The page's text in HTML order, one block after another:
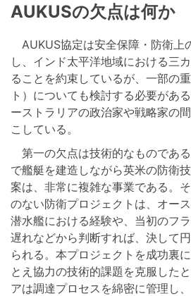
AUKUSの欠点は何か
AUKUS協定は安全保障・防衛上
し、インド太平洋地域における三
ることを約束しているが、一部の
ト）についても検討する必要があ
ーストラリアの政治家や戦略家の
こしている。
第一の欠点は技術的なものであ
で艦艇を建造しながら英米の防衛
案は、非常に複雑な事業である。
のない防衛プロジェクトは、オー
潜水艦における経験や、当初のフ
遅れなどから判断すれば、決して
られる。本プロジェクトを成功裏
とえ協力の技術的課題を克服した
アは調達プロセスを綿密に管理し